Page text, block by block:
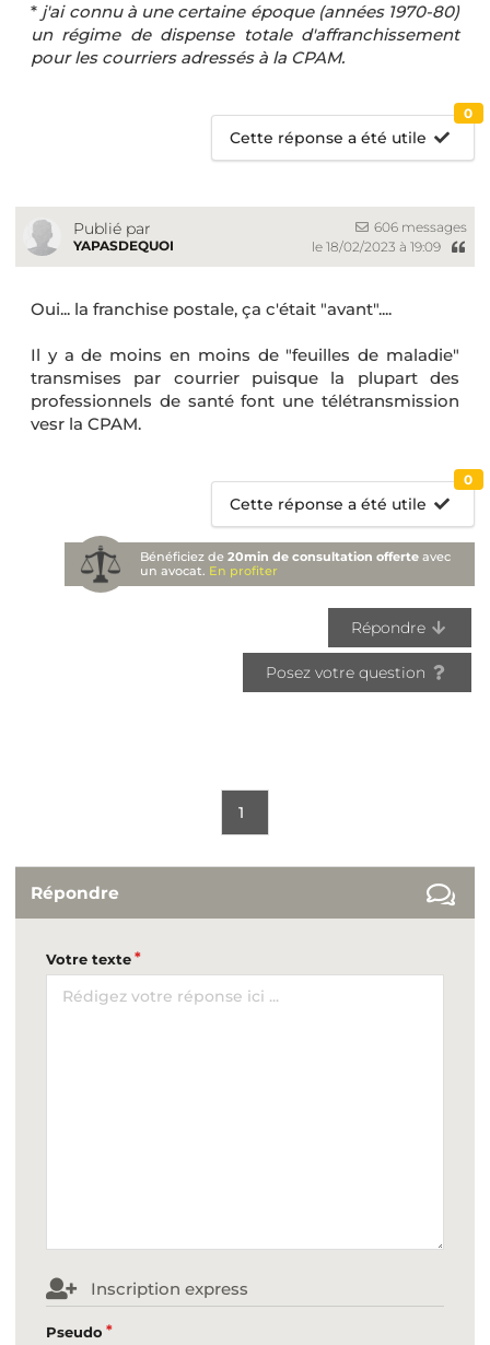
* j'ai connu à une certaine époque (années 1970-80)
un régime de dispense totale d'affranchissement
pour les courriers adressés à la CPAM.
Cette réponse a été utile
0
Publié par
YAPASDEQUOI
606 messages
le 18/02/2023 à 19:09
Oui... la franchise postale, ça c'était "avant"....
Il y a de moins en moins de "feuilles de maladie"
transmises par courrier puisque la plupart des
professionnels de santé font une télétransmission
vesr la CPAM.
Cette réponse a été utile
0
Bénéficiez de20min de consultation offerte avec
un avocat. En profiter
Répondre
Posez votre question
1
Répondre
Votre texte
Inscription express
Pseudo